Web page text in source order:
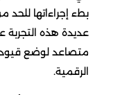
بطء إجراءاتها للحد
عديدة هذه التجربة
متصاعد لوضع قيود
الرقمية.